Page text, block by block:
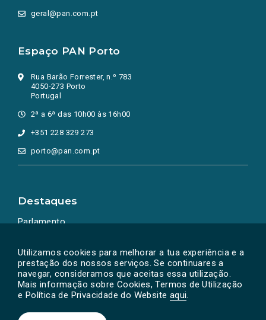
Utilizamos cookies para melhorar a tua experiência e a
prestação dos nossos serviços. Se continuares a
navegar, consideramos que aceitas essa utilização.
Mais informação sobre Cookies, Termos de Utilização
e Política de Privacidade do Website aqui.
geral@pan.com.pt
Espaço PAN Porto
Rua Barão Forrester, n.º 783
4050-273 Porto
Portugal
2ª a 6ª das 10h00 às 16h00
+351 228 329 273
porto@pan.com.pt
Destaques
Parlamento